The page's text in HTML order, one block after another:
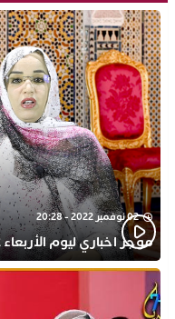
02 نوفمبر 2022 - 20:28
موجز اخباري ليوم الأربعاء 02 نونبر 2022